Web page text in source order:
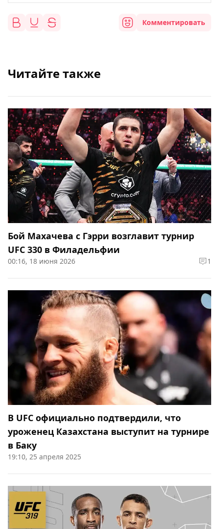
Комментировать
Читайте также
Бой Махачева с Гэрри возглавит турнир
UFC 330 в Филадельфии
00:16, 18 июня 2026 1
В UFC официально подтвердили, что
уроженец Казахстана выступит на турнире
в Баку
19:10, 25 апреля 2025